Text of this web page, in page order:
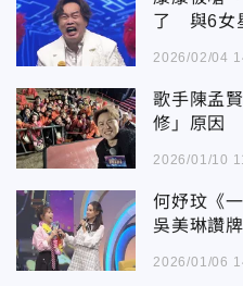
了 與6女
2026/02/04
歌手陳孟
修」原因
2026/01/10
何妤玟《
吳美琳讚
2026/01/06